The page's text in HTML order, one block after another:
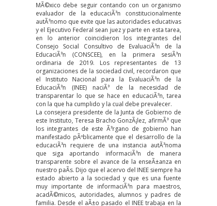
MÃ©xico debe seguir contando con un organismo
evaluador de la educaciÃ³n constitucionalmente
autÃ³nomo que evite que las autoridades educativas
y el Ejecutivo Federal sean juez y parte en esta tarea,
en lo anterior coincidieron los integrantes del
Consejo Social Consultivo de EvaluaciÃ³n de la
EducaciÃ³n (CONSCEE), en la primera sesiÃ³n
ordinaria de 2019. Los representantes de 13
organizaciones de la sociedad civil, recordaron que
el Instituto Nacional para la EvaluaciÃ³n de la
EducaciÃ³n (INEE) naciÃ³ de la necesidad de
transparentar lo que se hace en educaciÃ³n, tarea
con la que ha cumplido y la cual debe prevalecer.
La consejera presidente de la Junta de Gobierno de
este Instituto, Teresa Bracho GonzÃ¡lez, afirmÃ³ que
los integrantes de este Ã³rgano de gobierno han
manifestado pÃºblicamente que el desarrollo de la
educaciÃ³n requiere de una instancia autÃ³noma
que siga aportando informaciÃ³n de manera
transparente sobre el avance de la enseÃ±anza en
nuestro paÃ­s. Dijo que el acervo del INEE siempre ha
estado abierto a la sociedad y que es una fuente
muy importante de informaciÃ³n para maestros,
acadÃ©micos, autoridades, alumnos y padres de
familia. Desde el aÃ±o pasado el INEE trabaja en la